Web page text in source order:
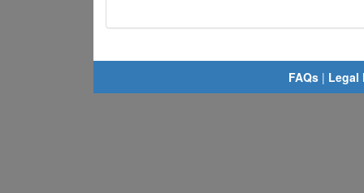
FAQs | Legal